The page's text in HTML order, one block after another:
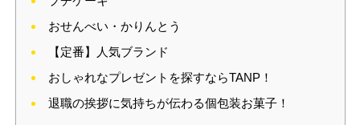
おせんべい・かりんとう
【定番】人気ブランド
おしゃれなプレゼントを探すならTANP！
退職の挨拶に気持ちが伝わる個包装お菓子！